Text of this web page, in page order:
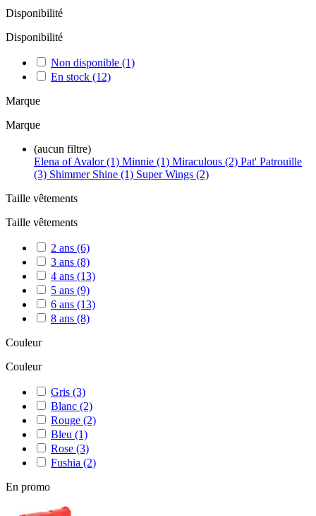
Disponibilité
Disponibilité
Non disponible (1)
En stock (12)
Marque
Marque
(aucun filtre)
Elena of Avalor (1) Minnie (1) Miraculous (2) Pat' Patrouille
(3) Shimmer Shine (1) Super Wings (2)
Taille vêtements
Taille vêtements
2 ans (6)
3 ans (8)
4 ans (13)
5 ans (9)
6 ans (13)
8 ans (8)
Couleur
Couleur
Gris (3)
Blanc (2)
Rouge (2)
Bleu (1)
Rose (3)
Fushia (2)
En promo